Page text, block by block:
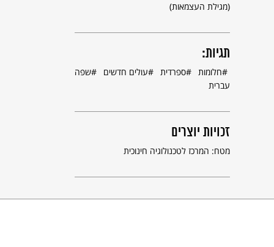
(מגילת העצמאות)
תגיות:
חלומות ספרדית עולים חדשים
שפה
עברית
זכויות יוצרים
מטח: המרכז לטכנולוגיה חינוכית